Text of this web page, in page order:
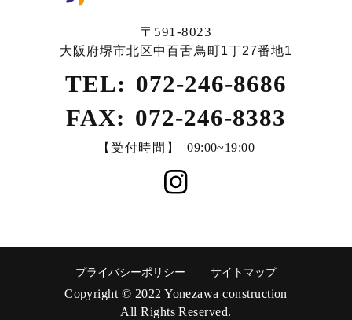
〒591-8023
大阪府堺市北区中百舌鳥町1丁27番地1
TEL: 072-246-8686
FAX: 072-246-8383
【受付時間】 09:00~19:00
プライバシーポリシー サイトマップ
Copyright © 2022 Yonezawa construction
All Rights Reserved.